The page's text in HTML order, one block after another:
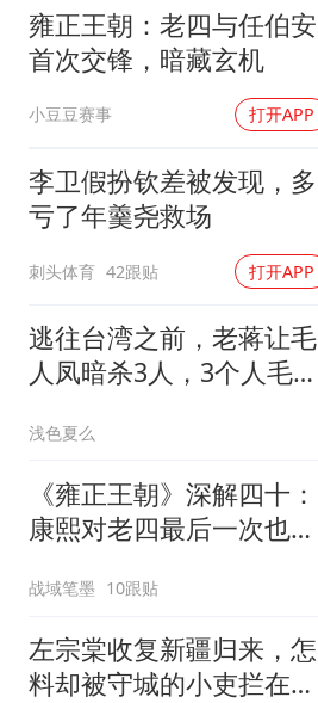
雍正王朝：老四与任伯安
首次交锋，暗藏玄机
小豆豆赛事 打开APP
李卫假扮钦差被发现，多
亏了年羹尧救场
刺头体育 42跟贴 打开APP
逃往台湾之前，老蒋让毛
人凤暗杀3人，3个人毛人
浅色夏么
《雍正王朝》深解四十：
康熙对老四最后一次也最
战域笔墨 10跟贴
左宗棠收复新疆归来，怎
料却被守城的小吏拦在城